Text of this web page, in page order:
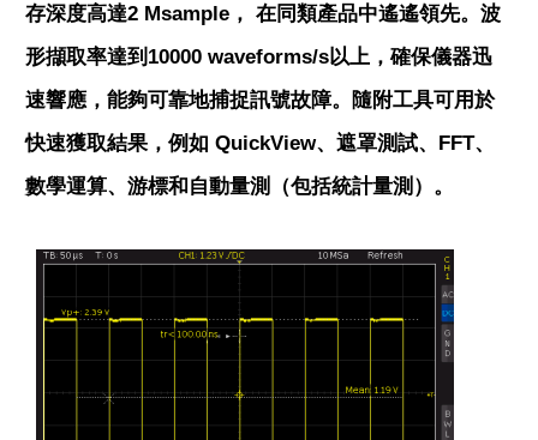
存深度高達2 Msample， 在同類產品中遙遙領先。波
形擷取率達到10000 waveforms/s以上，確保儀器迅
速響應，能夠可靠地捕捉訊號故障。隨附工具可用於
快速獲取結果，例如 QuickView、遮罩測試、FFT、
數學運算、游標和自動量測（包括統計量測）。